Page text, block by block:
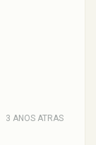
3 ANOS ATRAS